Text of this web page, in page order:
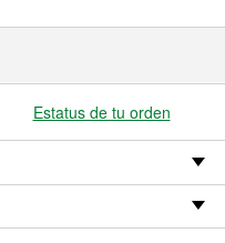
Estatus de tu orden